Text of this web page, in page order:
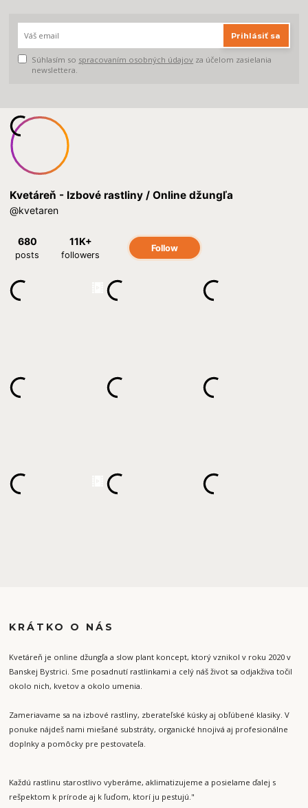
Prihlásiť sa
Súhlasím so spracovaním osobných údajov za účelom zasielania
newslettera.
KRÁTKO O NÁS
Kvetáreň je online džungľa a slow plant koncept, ktorý vznikol v roku 2020 v
Banskej Bystrici. Sme posadnutí rastlinkami a celý náš život sa odjakživa točil
okolo nich, kvetov a okolo umenia.
Zameriavame sa na izbové rastliny, zberateľské kúsky aj obľúbené klasiky. V
ponuke nájdeš nami miešané substráty, organické hnojivá aj profesionálne
doplnky a pomôcky pre pestovateľa.
Každú rastlinu starostlivo vyberáme, aklimatizujeme a posielame ďalej s
rešpektom k prírode aj k ľuďom, ktorí ju pestujú."